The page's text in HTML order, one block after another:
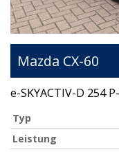
Mazda CX-60
e-SKYACTIV-D 254
Typ
Leistung